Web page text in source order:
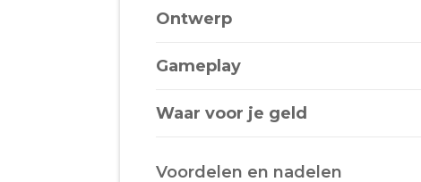
Ontwerp
Gameplay
Waar voor je geld
Voordelen en nadelen